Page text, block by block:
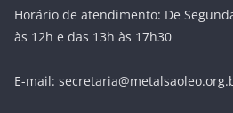
Horário de atendimento: De
às 12h e das 13h às 17h30
E-mail: